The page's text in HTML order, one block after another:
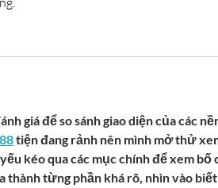
giá để so sánh giao diện của các
tiện đang rảnh nên mình mở thử
kéo qua các mục chính để xem bố
thành từng phần khá rõ, nhìn vào